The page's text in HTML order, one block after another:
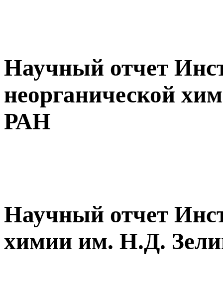
Научный отчет
неорганической
РАН
Научный отчет
химии им. Н.Д.